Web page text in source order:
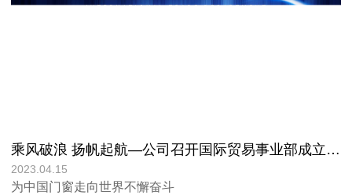
乘风破浪 扬帆起航—公司召开国际贸易事业部成立仪式!
2023.04.15
为中国门窗走向世界不懈奋斗